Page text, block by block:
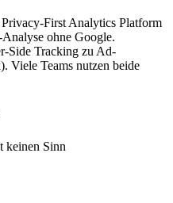
First Analytics Platform
ohne Google.
Side Tracking zu Ad-
Viele Teams nutzen beide
keinen Sinn